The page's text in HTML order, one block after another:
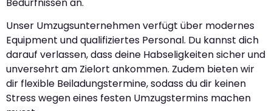
Unser Umzugsunternehmen verfügt über modernes
Equipment und qualifiziertes Personal. Du kannst dich
darauf verlassen, dass deine Habseligkeiten sicher und
unversehrt am Zielort ankommen. Zudem bieten wir
dir flexible Beiladungstermine, sodass du dir keinen
Stress wegen eines festen Umzugstermins machen